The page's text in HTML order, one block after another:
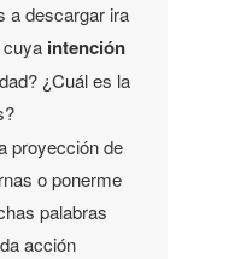
a descargar ira
intención
¿Cuál es la
proyección de
o ponerme
palabras
acción